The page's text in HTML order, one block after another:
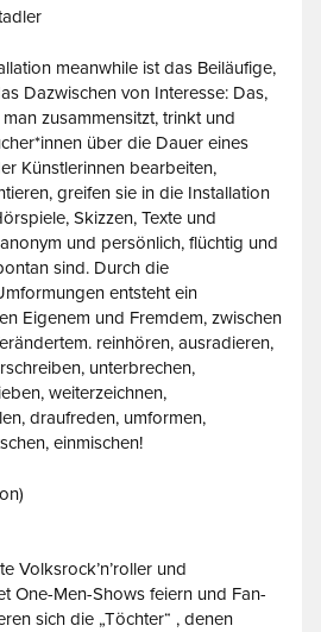
meanwhile ist das Beiläufige,
Dazwischen von Interesse: Das,
zusammensitzt, trinkt und
über die Dauer eines
Künstlerinnen bearbeiten,
greifen sie in die Installation
Skizzen, Texte und
und persönlich, flüchtig und
sind. Durch die
entsteht ein
Eigenem und Fremdem, zwischen
reinhören, ausradieren,
unterbrechen,
weiterzeichnen,
draufreden, umformen,
einmischen!
Volksrock’n’roller und
One-Men-Shows feiern und Fan-
sich die „Töchter“ , denen